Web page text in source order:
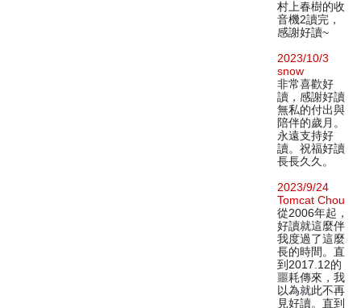
村上春樹的收
音機2讀完，
感謝好讀~
2023/10/3
snow
非常喜歡好
讀，感謝好讀
無私的付出與
陪伴的歲月。
永遠支持好
讀。祝福好讀
長長久久。
2023/9/24
Tomcat Chou
從2006年起，
好讀就這麼伴
我度過了這麼
長的時間。直
到2017.12的
噩耗傳來，我
以為就此不再
見好讀。直到